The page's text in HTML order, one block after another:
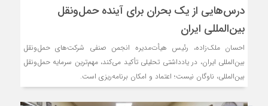
درس‌هایی از یک بحران برای آینده حمل‌ونقل
بین‌المللی ایران
احسان ملک‌زاده، رئیس هیأت‌مدیره انجمن صنفی شرکت‌های حمل‌ونقل
بین‌المللی ایران، در یادداشتی تحلیلی تأکید می‌کند، مهم‌ترین سرمایه حمل‌ونقل
بین‌المللی، ناوگان نیست؛ اعتماد و امکان برنامه‌ریزی است.